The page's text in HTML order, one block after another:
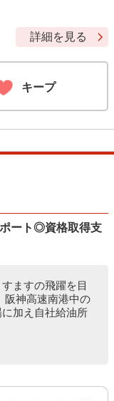
詳細を見る
キープ
ート◎資格取得支
ますの飛躍を目
阪神高速南港中の
加え自社給油所